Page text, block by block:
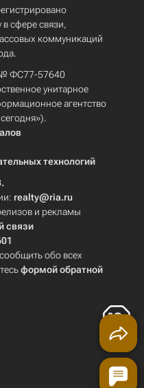
сфере связи,
коммуникаций
№ ФС77-57640
унитарное
агентство
технологий
realty@ria.ru
и рекламы
связи
обо всех
формой обратной